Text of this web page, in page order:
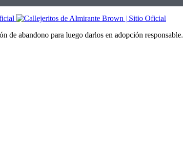
de abandono para luego darlos en adopción responsable.